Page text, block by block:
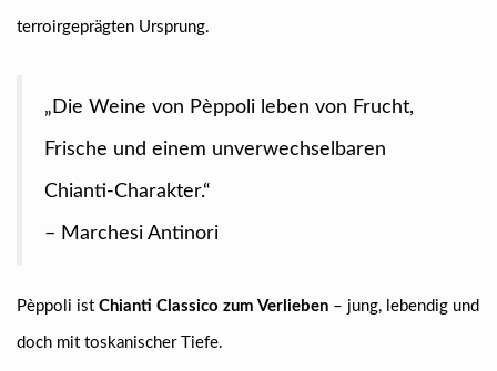
terroirgeprägten Ursprung.
„Die Weine von Pèppoli leben von Frucht,
Frische und einem unverwechselbaren
Chianti-Charakter.“
– Marchesi Antinori
Pèppoli ist Chianti Classico zum Verlieben – jung, lebendig und
doch mit toskanischer Tiefe.